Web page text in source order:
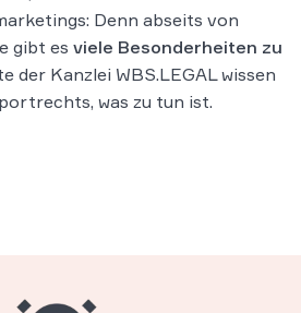
Denn abseits von
gibt es viele Besonderheiten zu
der Kanzlei WBS.LEGAL wissen
was zu tun ist.